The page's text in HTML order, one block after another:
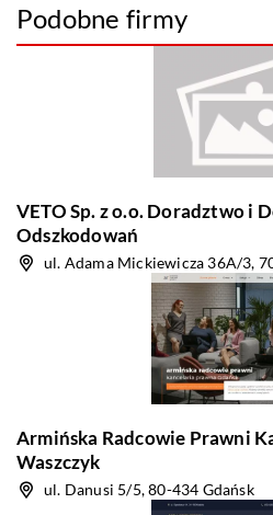
Podobne firmy
VETO Sp. z o.o. Doradztwo i
Odszkodowań
ul. Adama Mickiewicza 36A/3,
Armińska Radcowie Prawni
Waszczyk
ul. Danusi 5/5, 80-434 Gdańsk